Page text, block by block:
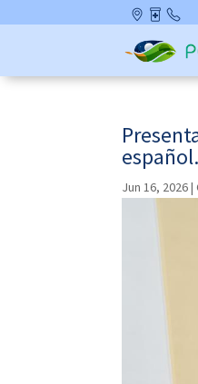
to
Ubicació
n
Farmaci
as de
Contact
o
español.
Jun 16, 2026|